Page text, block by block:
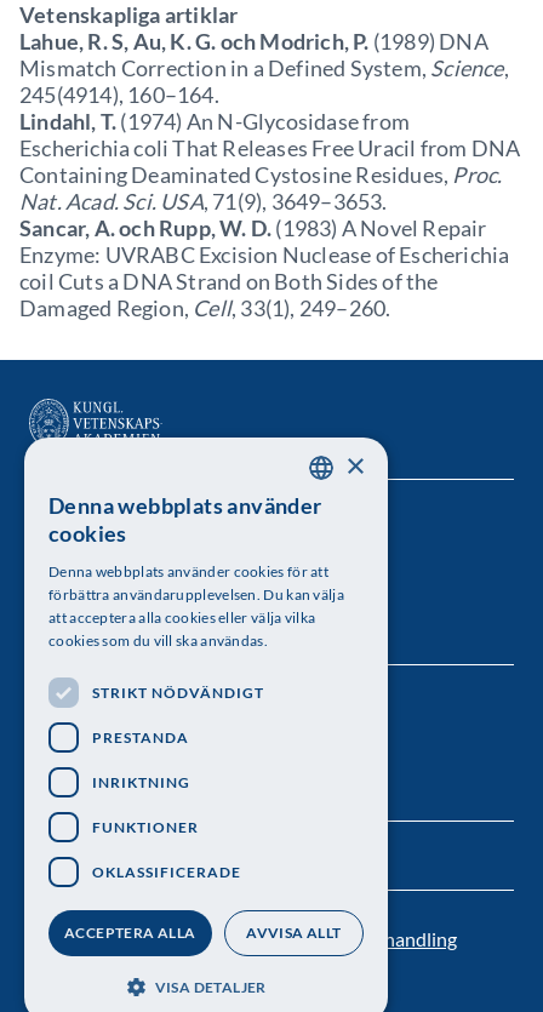
Vetenskapliga artiklar
Lahue, R. S, Au, K. G. och Modrich, P. (1989) DNA
Mismatch Correction in a Defined System, Science,
245(4914), 160–164.
Lindahl, T.(1974) An N-Glycosidase from
Escherichia coli That Releases Free Uracil from DNA
Containing Deaminated Cystosine Residues, Proc.
Nat. Acad. Sci. USA, 71(9), 3649–3653.
Sancar, A. och Rupp, W. D.(1983) A Novel Repair
Enzyme: UVRABC Excision Nuclease of Escherichia
coil Cuts a DNA Strand on Both Sides of the
Damaged Region, Cell, 33(1), 249–260.
Kungl. Vetenskapsakademien
Besöksadress: Lilla Frescativägen 4A
Telefon: 08-673 95 00
Kontakt Nyhetsbrev
Personuppgiftsbehandling
Följ oss
SWEDISH
×
Denna webbplats använder
cookies
Denna webbplats använder cookies för att
förbättra användarupplevelsen. Du kan välja
att acceptera alla cookies eller välja vilka
cookies som du vill ska användas.
STRIKT NÖDVÄNDIGT
PRESTANDA
INRIKTNING
FUNKTIONER
OKLASSIFICERADE
ACCEPTERA ALLA AVVISA ALLT
VISA DETALJER